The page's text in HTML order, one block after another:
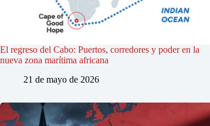
El regreso del Cabo: Puertos, corredores y poder en la
nueva zona marítima africana
21 de mayo de 2026